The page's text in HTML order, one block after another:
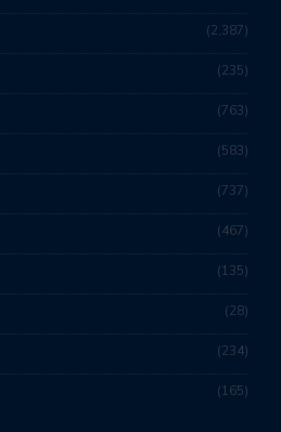
2,387
235
763
583
737
467
135
28
234
165